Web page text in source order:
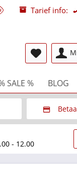
Tarief info:
SALE % BLOG
Via
- 12.00